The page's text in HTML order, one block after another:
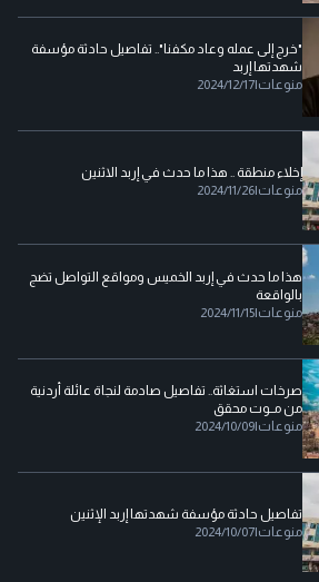
"خرج إلى عمله وعاد مكفنا".. تفاصيل حادثة مؤسفة
شهدتها إربد
منوعات|
2024/12/17
إخلاء منطقة .. هذا ما حدث في إربد الاثنين
منوعات|
2024/11/26
هذا ما حدث في إربد الخميس ومواقع التواصل تضج
بالواقعة
منوعات|
2024/11/15
صرخات استغاثة.. تفاصيل صادمة لنجاة عائلة أردنية
من مــوت محقق
منوعات|
2024/10/09
تفاصيل حادثة مؤسفة شهدتها إربد الإثنين
منوعات|
2024/10/07